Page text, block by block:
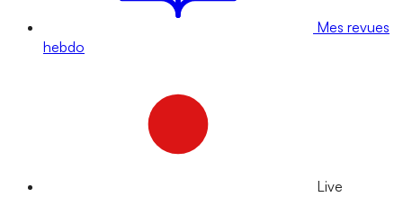
Mes revues
hebdo
Live